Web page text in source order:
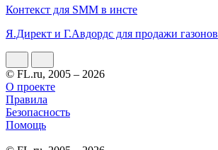
Контекст для SMM в инсте
Я.Директ и Г.Авдордс для продажи газонов
© FL.ru, 2005 – 2026
О проекте
Правила
Безопасность
Помощь